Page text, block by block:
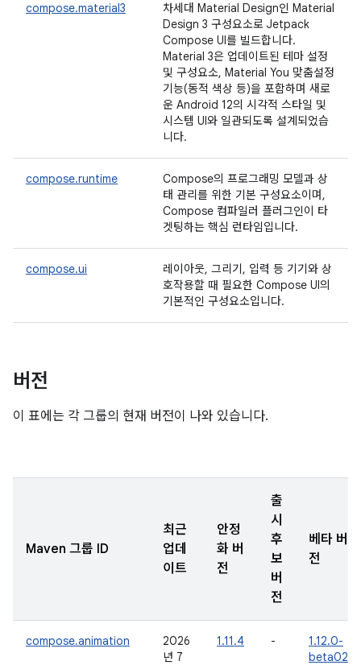
compose.material3
차세대 Material Design인 Material
Design 3 구성요소로 Jetpack
Compose UI를 빌드합니다.
Material 3은 업데이트된 테마 설정
및 구성요소, Material You 맞춤설정
기능(동적 색상 등)을 포함하며 새로
운 Android 12의 시각적 스타일 및
시스템 UI와 일관되도록 설계되었습
니다.
compose.runtime
Compose의 프로그래밍 모델과 상
태 관리를 위한 기본 구성요소이며,
Compose 컴파일러 플러그인이 타
겟팅하는 핵심 런타임입니다.
compose.ui
레이아웃, 그리기, 입력 등 기기와 상
호작용할 때 필요한 Compose UI의
기본적인 구성요소입니다.
버전
이 표에는 각 그룹의 현재 버전이 나와 있습니다.
Maven 그룹 ID
최근
업데
이트
안정
화 버
전
출
시
후
보
버
전
베타 버
전
compose.animation
2026
년 7
1.11.4 -
1.12.0-
beta02